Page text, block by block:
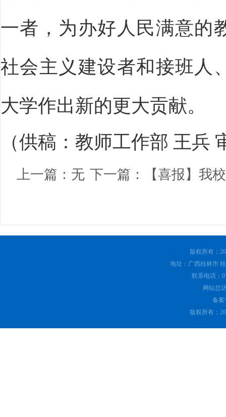
一者，为办好人民满意的
社会主义建设者和接班人
大学作出新的更大贡献。
（供稿：教师工作部 王兵
上一篇： 无 下一篇： 【喜报】我
版权所有：
地址：广西桂林市
联系电话：
网站总
备案
版权所有：